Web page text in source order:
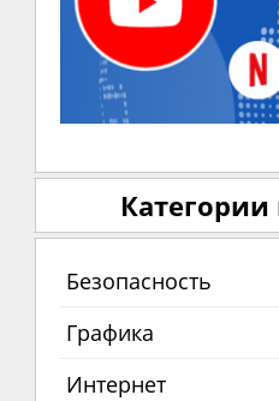
Безопасность
Графика
Интернет